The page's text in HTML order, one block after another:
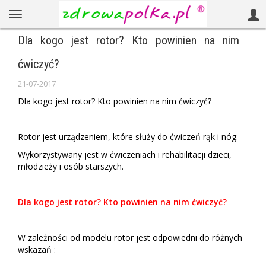
Dla kogo jest rotor? Kto powinien na nim
ćwiczyć?
21-07-2017
Dla kogo jest rotor? Kto powinien na nim ćwiczyć?
Rotor jest urządzeniem, które służy do ćwiczeń rąk i nóg.
Wykorzystywany jest w ćwiczeniach i rehabilitacji dzieci,
młodzieży i osób starszych.
Dla kogo jest rotor? Kto powinien na nim ćwiczyć?
W zależności od modelu rotor jest odpowiedni do różnych
wskazań :